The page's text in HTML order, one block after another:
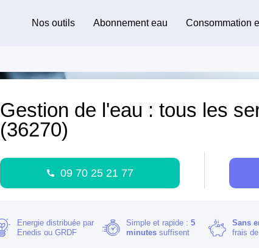
Nos outils Abonnement eau Consommation
Gestion de l'eau : tous les
(36270)
09 70 25 21 77
Energie distribuée par
Enedis ou GRDF
Simple et rapide : 5
minutessuffisent
Sans
frais